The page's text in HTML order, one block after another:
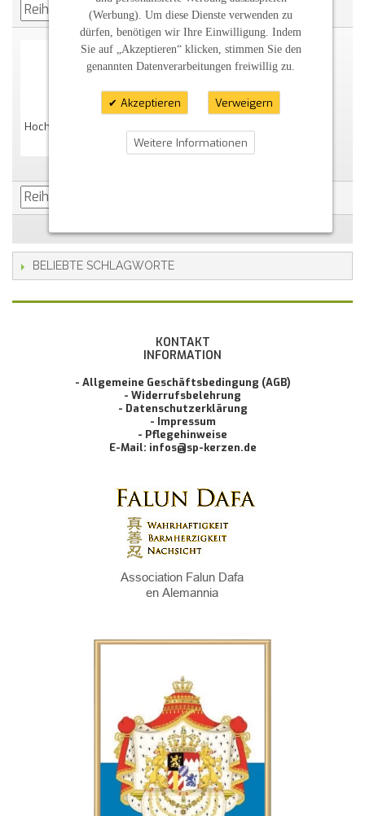
Hochzeitskerze "schlicht" Vintage Mit Spruch Oval Abg. Perlmutt
63,36 €
BELIEBTE SCHLAGWORTE
KONTAKT
INFORMATION
- Allgemeine Geschäftsbedingung (AGB)
- Widerrufsbelehrung
- Datenschutzerklärung
- Impressum
- Pflegehinweise
E-Mail: infos@sp-kerzen.de
(Werbung). Um diese Dienste verwenden zu
dürfen, benötigen wir Ihre Einwilligung. Indem
Sie auf „Akzeptieren“ klicken, stimmen Sie den
genannten Datenverarbeitungen freiwillig zu.
Akzeptieren Verweigern
Weitere Informationen